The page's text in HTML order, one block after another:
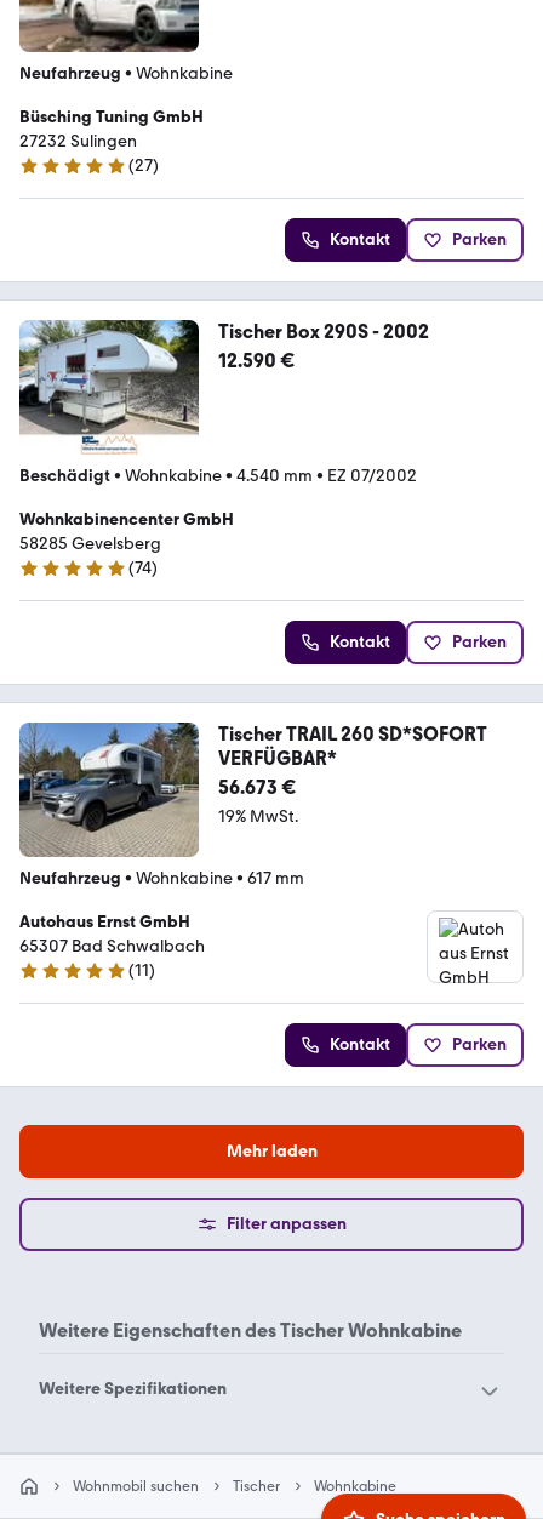
Neufahrzeug • Wohnkabine
Büsching Tuning GmbH
27232 Sulingen
5 Sterne
(27)
Kontakt Parken
Tischer Box 290S - 2002
12.590 €
Beschädigt• Wohnkabine• 4.540 mm • EZ 07/2002
Wohnkabinencenter GmbH
58285 Gevelsberg
4.9 Sterne
(74)
Kontakt Parken
Tischer TRAIL 260 SD*SOFORT
VERFÜGBAR*
56.673 €
19% MwSt.
Neufahrzeug • Wohnkabine• 617 mm
Autohaus Ernst GmbH
65307 Bad Schwalbach
5 Sterne
(11)
Kontakt Parken
Mehr laden
Filter anpassen
Weitere Eigenschaften desTischer Wohnkabine
Weitere Spezifikationen
Wohnmobil suchen Tischer Wohnkabine